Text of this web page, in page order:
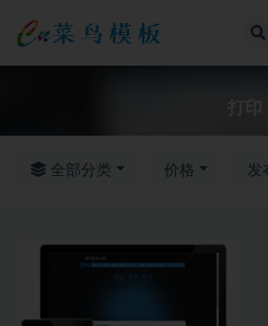
全部分类 价格 发